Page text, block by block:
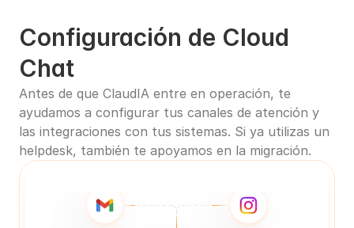
Configuración de Cloud
Chat
Antes de que ClaudIA entre en operación, te
ayudamos a configurar tus canales de atención y
las integraciones con tus sistemas. Si ya utilizas un
helpdesk, también te apoyamos en la migración.